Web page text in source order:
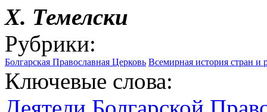
Х. Темелски
Рубрики:
Болгарская Православная Церковь Всемирная история стран и
Ключевые слова: